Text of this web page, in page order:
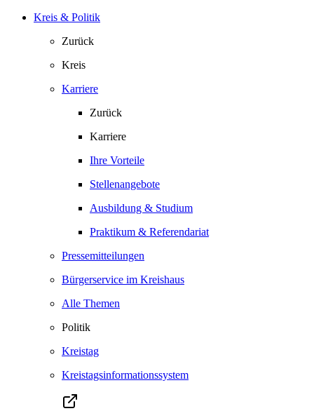
Kreis & Politik
Zurück
Kreis
Karriere
Zurück
Karriere
Ihre Vorteile
Stellenangebote
Ausbildung & Studium
Praktikum & Referendariat
Pressemitteilungen
Bürgerservice im Kreishaus
Alle Themen
Politik
Kreistag
Kreistagsinformationssystem